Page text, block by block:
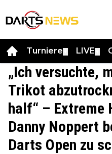
Turniere LIVE
„Ich versuchte,
Trikot
half“ – Extreme
Danny Noppert
Darts Open zu